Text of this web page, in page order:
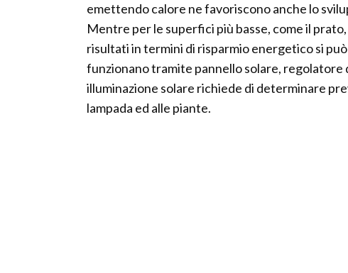
emettendo calore ne favoriscono anche lo
Mentre per le superfici più basse, come il
risultati in termini di risparmio energetico si
funzionano tramite pannello solare, regolatore
illuminazione solare richiede di determinare
lampada ed alle piante.